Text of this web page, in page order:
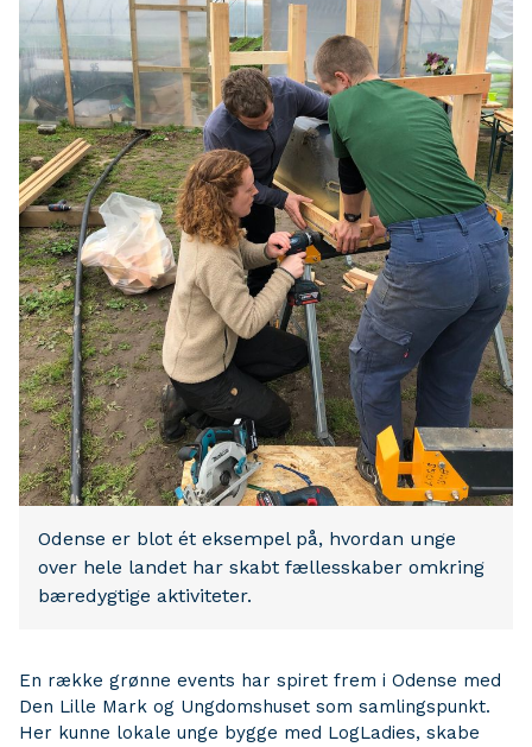
Odense er blot ét eksempel på, hvordan unge
over hele landet har skabt fællesskaber omkring
bæredygtige aktiviteter.
En række grønne events har spiret frem i Odense med
Den Lille Mark og Ungdomshuset som samlingspunkt.
Her kunne lokale unge bygge med LogLadies, skabe